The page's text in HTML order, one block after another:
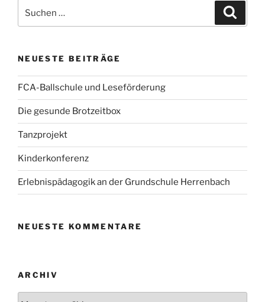
nach:
NEUESTE BEITRÄGE
FCA-Ballschule und Leseförderung
Die gesunde Brotzeitbox
Tanzprojekt
Kinderkonferenz
Erlebnispädagogik an der Grundschule Herrenbach
NEUESTE KOMMENTARE
ARCHIV